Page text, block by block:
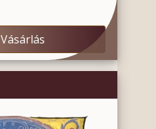
Vásárlás